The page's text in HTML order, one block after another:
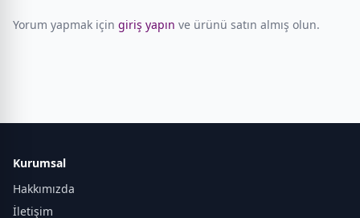
Yorum yapmak için giriş yapın ve ürünü satın almış olun.
Kurumsal
Hakkımızda
İletişim